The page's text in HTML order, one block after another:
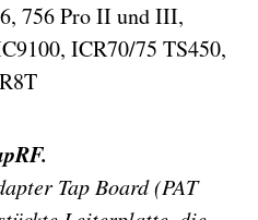
756 Pro II und III,
ICR70/75 TS450,
Tap Board (PAT